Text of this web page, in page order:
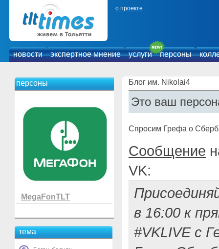
о проекте
новости экспертное мнение услуги персоны
персоны
MegaFonTLT
тема
Блог им. Nikolai4
Это ваш
Спросим Грефа о
Сообщение
VK:
в 16:00 к
#VKLIVE c